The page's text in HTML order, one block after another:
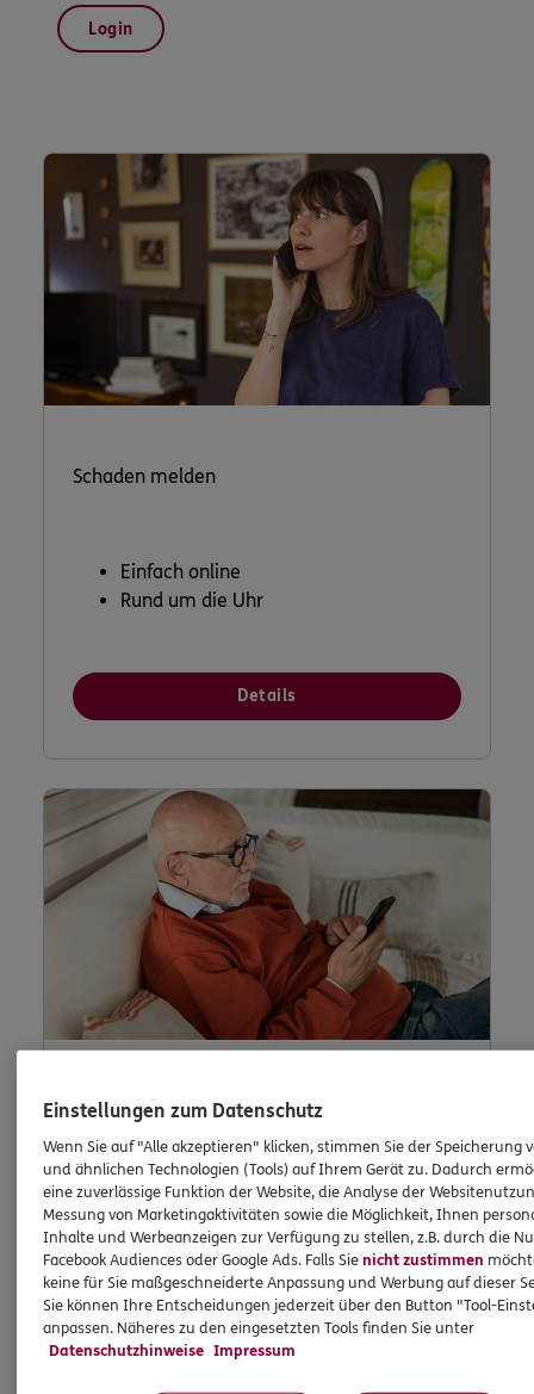
Login
Schaden melden
Einfach online
Rund um die Uhr
Details
Lob und Beschwerden
Waren Sie zufrieden mit uns? Oder waren Sie
einmal nicht zufrieden? Dann können Sie uns
dies hier schildern.
Jetzt informieren
Einstellungen zum Datenschutz
Wenn Sie auf "Alle akzeptieren" klicken, stimmen Sie der Speicherung
und ähnlichen Technologien (Tools) auf Ihrem Gerät zu. Dadurch
eine zuverlässige Funktion der Website, die Analyse der
Messung von Marketingaktivitäten sowie die Möglichkeit, Ihnen
Inhalte und Werbeanzeigen zur Verfügung zu stellen, z.B. durch die
Facebook Audiences oder Google Ads. Falls Sienicht zustimmen
keine für Sie maßgeschneiderte Anpassung und Werbung auf dieser
Sie können Ihre Entscheidungen jederzeit über den Button "Tool-
anpassen. Näheres zu den eingesetzten Tools finden Sie unter
Datenschutzhinweise Impressum